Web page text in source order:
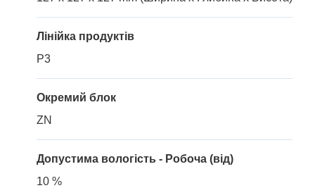
Лінійка продуктів
P3
Окремий блок
ZN
Допустима вологість - Робоча (від)
10 %